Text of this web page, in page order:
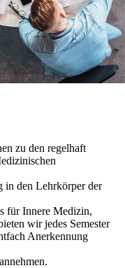
zu den regelhaft
den Lehrkörper der
für Innere Medizin,
wir jedes Semester
Anerkennung